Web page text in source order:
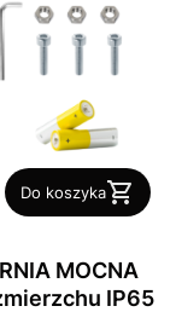
Do koszyka
IP65